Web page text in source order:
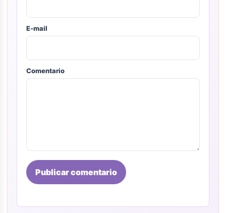
E-mail
Comentario
Publicar comentario